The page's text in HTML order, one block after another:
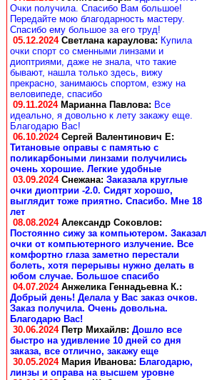
Очки получила. Спасибо Вам большое!
Передайте мою благодарность мастеру.
Спасибо ему большое за его труд!
05.12.2024 Светлана караулова: Купила
очки спорт со сменными линзами и
диоптриями, даже не знала, что такие
бывают, нашла только здесь, вижу
прекрасно, занимаюсь спортом, езжу на
веловипеде, спасибо
09.11.2024 Марианна Павлова: Все
идеально, я довольно к лету закажу еще.
Благодарю Вас!
06.10.2024 Сергей Валентинович Е:
Титановые оправы с памятью с
поликарбоными линзами получились
очень хорошие. Легкие удобные
03.09.2024 Снежана: Заказала круглые
очки диоптрии -2.0. Сидят хорошо,
выглядит тоже приятно. Спасибо. Мне 18
лет
08.08.2024 Александр Соковлов:
Постоянно сижу за компьютером. Заказал
очки от компьютерного излучение. Все
комфортно глаза заметно перестали
болеть, хотя перерывы нужно делать в
юбом случае. Большое спасибо
04.07.2024 Анжелика Геннадьевна К.:
Добрый день! Делала у Вас заказ очков.
Заказ получила. Очень довольна.
Благодарю Вас!
30.06.2024 Петр Михайлв: Дошло все
быстро на удивление 10 дней со дня
заказа, все отлично, закажу еще
30.05.2024 Мария Иванова: Благодарю,
линзы и оправа на высшем уровне